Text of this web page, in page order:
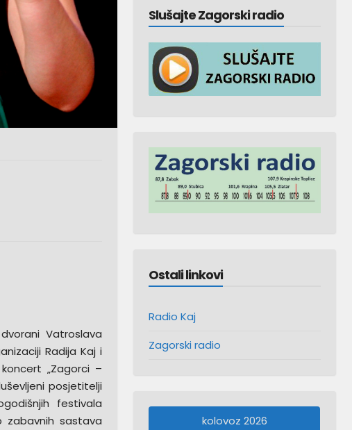
Vatroslava
Radija Kaj i
„Zagorci –
posjetitelji
festivala
zabavnih sastava
Slušajte Zagorski radio
Ostali linkovi
Radio Kaj
Zagorski radio
kolovoz 2026